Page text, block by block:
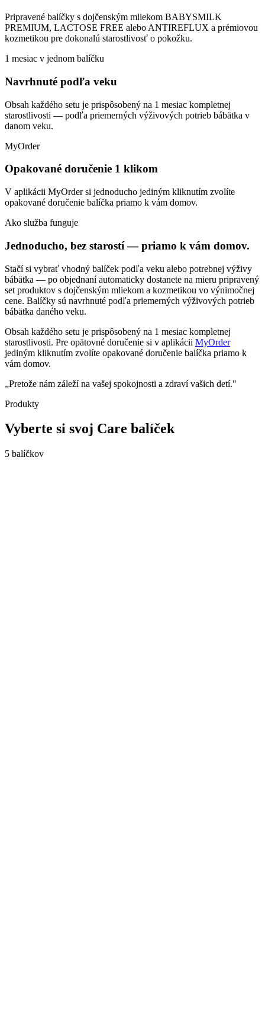
Pripravené balíčky s dojčenským mliekom BABYSMILK
PREMIUM, LACTOSE FREE alebo ANTIREFLUX a prémiovou
kozmetikou pre dokonalú starostlivosť o pokožku.
1 mesiac v jednom balíčku
Navrhnuté podľa veku
Obsah každého setu je prispôsobený na 1 mesiac kompletnej
starostlivosti — podľa priemerných výživových potrieb bábätka v
danom veku.
MyOrder
Opakované doručenie 1 klikom
V aplikácii MyOrder si jednoducho jediným kliknutím zvolíte
opakované doručenie balíčka priamo k vám domov.
Ako služba funguje
Jednoducho, bez starostí — priamo k vám domov.
Stačí si vybrať vhodný balíček podľa veku alebo potrebnej výživy
bábätka — po objednaní automaticky dostanete na mieru pripravený
set produktov s dojčenským mliekom a kozmetikou vo výnimočnej
cene. Balíčky sú navrhnuté podľa priemerných výživových potrieb
bábätka daného veku.
Obsah každého setu je prispôsobený na 1 mesiac kompletnej
starostlivosti. Pre opätovné doručenie si v aplikácii MyOrder
jediným kliknutím zvolíte opakované doručenie balíčka priamo k
vám domov.
„Pretože nám záleží na vašej spokojnosti a zdraví vašich detí."
Produkty
Vyberte si svoj Care balíček
5 balíčkov